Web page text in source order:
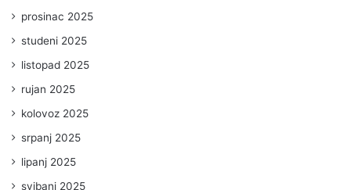
prosinac 2025
studeni 2025
listopad 2025
rujan 2025
kolovoz 2025
srpanj 2025
lipanj 2025
svibanj 2025